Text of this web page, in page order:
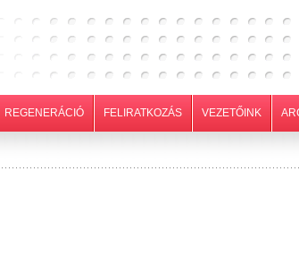
REGENERÁCIÓ FELIRATKOZÁS VEZETŐINK